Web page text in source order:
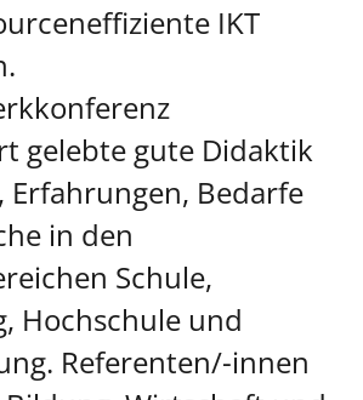
IKT
gelebte gute Didaktik
Erfahrungen, Bedarfe
in den
Schule,
Hochschule und
Referenten/-innen